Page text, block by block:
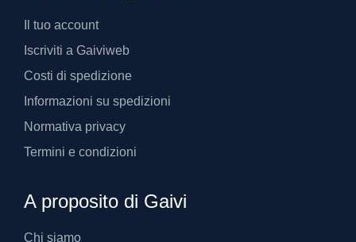
Il tuo account
Iscriviti a Gaiviweb
Costi di spedizione
Informazioni su spedizioni
Normativa privacy
Termini e condizioni
A proposito di Gaivi
Chi siamo